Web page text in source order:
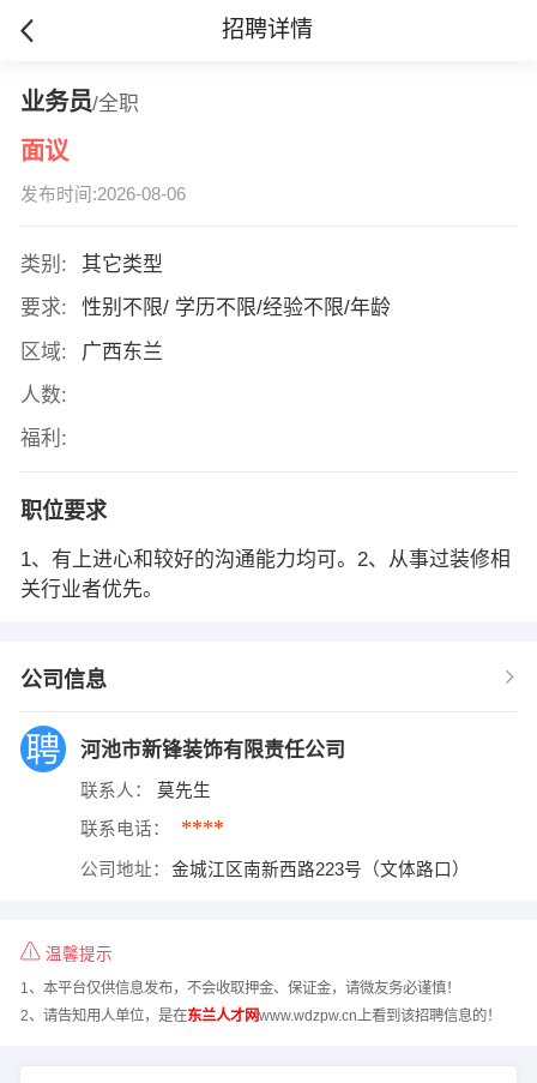
招聘详情
业务员/全职
面议
发布时间:2026-08-06
类别:
其它类型
要求:
性别不限/ 学历不限/经验不限/年龄
区域:
广西东兰
人数:
福利:
职位要求
1、有上进心和较好的沟通能力均可。2、从事过装修相
关行业者优先。
公司信息
河池市新锋装饰有限责任公司
联系人： 莫先生
联系电话： ****
公司地址： 金城江区南新西路223号（文体路口）
温馨提示
1、本平台仅供信息发布，不会收取押金、保证金，请微友务必谨慎！
2、请告知用人单位，是在东兰人才网www.wdzpw.cn上看到该招聘信息的！